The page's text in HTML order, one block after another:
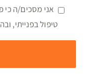
אני מסכים/ה כי
טיפול בפנייתי,